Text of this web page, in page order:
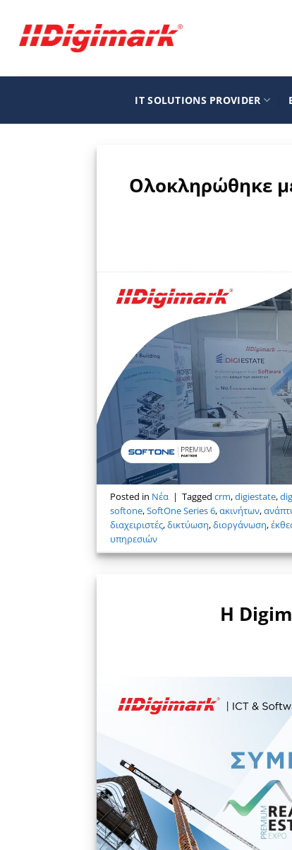
περιεχόμενο
IT SOLUTIONS PROVIDER
Ολοκληρώθηκε
Posted in Νέα | Taggedcrm,digiestate,
softone,SoftOne Series 6,ακινήτων,
διαχειριστές,δικτύωση,διοργάνωση,
υπηρεσιών
Η